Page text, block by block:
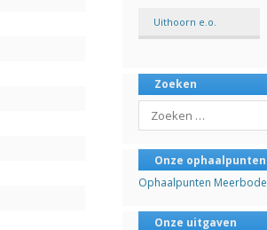
Uithoorn e.o.
Zoeken
Search
Onze ophaalpunten
Ophaalpunten Meerbode
Onze uitgaven